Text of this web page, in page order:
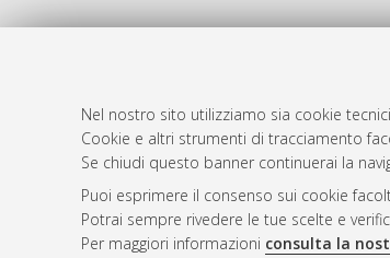
Nel nostro sito utilizziamo sia cookie
Cookie e altri strumenti di tracciamento
Se chiudi questo banner continuerai la
Puoi esprimere il consenso sui cookie
Potrai sempre rivedere le tue scelte e
Per maggiori informazioni consulta la
Atom
Rss 1.0
Rss 2.0